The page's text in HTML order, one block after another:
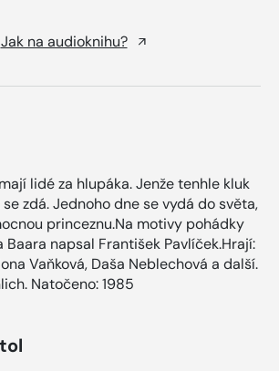
Jak na audioknihu?
lidé za hlupáka. Jenže tenhle kluk
se zdá. Jednoho dne se vydá do světa,
princeznu.Na motivy pohádky
Baara napsal František Pavlíček.Hrají:
Vaňková, Daša Neblechová a další.
Natočeno: 1985